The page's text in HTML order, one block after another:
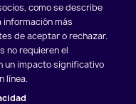
DE PRIVACIDAD
como se describe
información más
de aceptar o rechazar.
no requieren el
un impacto significativo
línea.